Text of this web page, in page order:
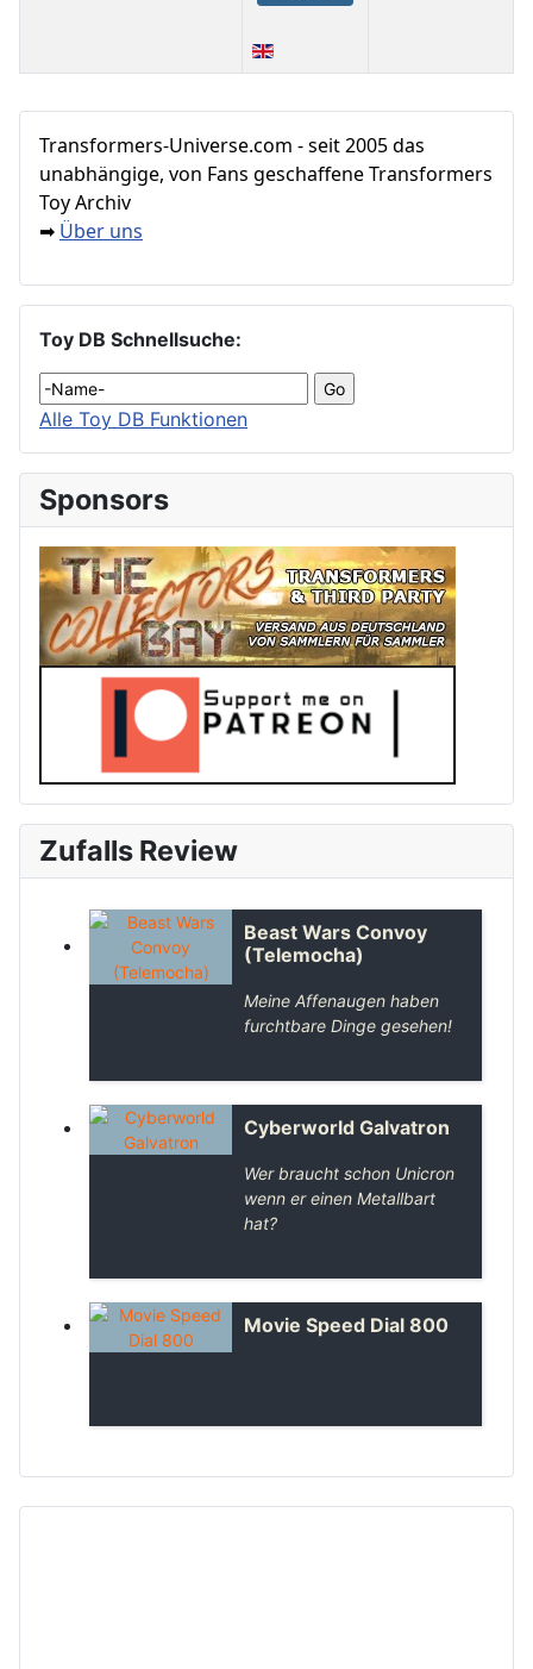
Transformers‑Universe.com - seit 2005 das
unabhängige, von Fans geschaffene Transformers
Toy Archiv
➡ Über uns
Toy DB Schnellsuche:
Alle Toy DB Funktionen
Sponsors
Zufalls Review
Beast Wars Convoy
(Telemocha)
Meine Affenaugen haben
furchtbare Dinge gesehen!
Cyberworld Galvatron
Wer braucht schon Unicron
wenn er einen Metallbart
hat?
Movie Speed Dial 800